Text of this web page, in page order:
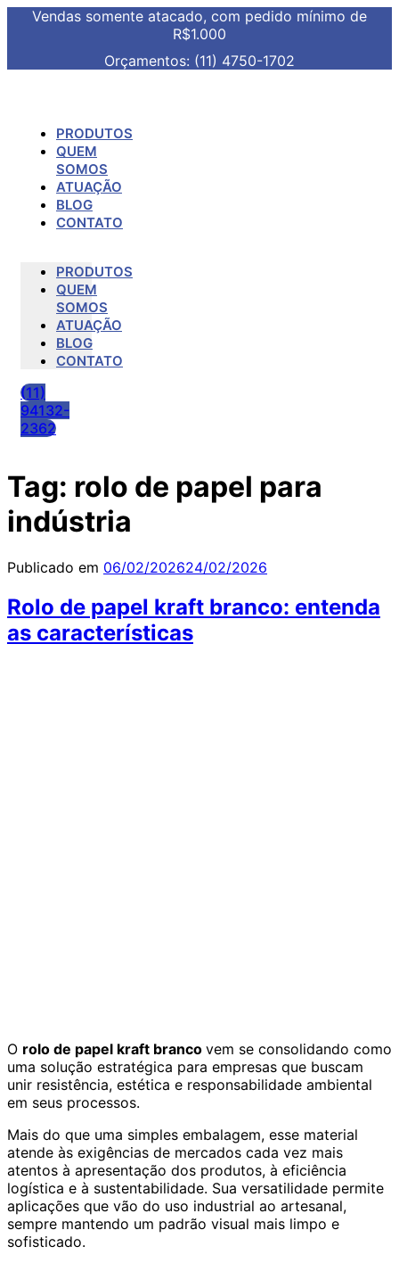
Vendas somente atacado, com pedido mínimo de
R$1.000
Orçamentos: (11) 4750-1702
PRODUTOS
QUEM
SOMOS
ATUAÇÃO
BLOG
CONTATO
PRODUTOS
QUEM
SOMOS
ATUAÇÃO
BLOG
CONTATO
(11)
94132-
2362
Tag: rolo de papel para
indústria
Publicado em 06/02/202624/02/2026
Rolo de papel kraft branco: entenda
as características
O rolo de papel kraft branco vem se consolidando como
uma solução estratégica para empresas que buscam
unir resistência, estética e responsabilidade ambiental
em seus processos.
Mais do que uma simples embalagem, esse material
atende às exigências de mercados cada vez mais
atentos à apresentação dos produtos, à eficiência
logística e à sustentabilidade. Sua versatilidade permite
aplicações que vão do uso industrial ao artesanal,
sempre mantendo um padrão visual mais limpo e
sofisticado.